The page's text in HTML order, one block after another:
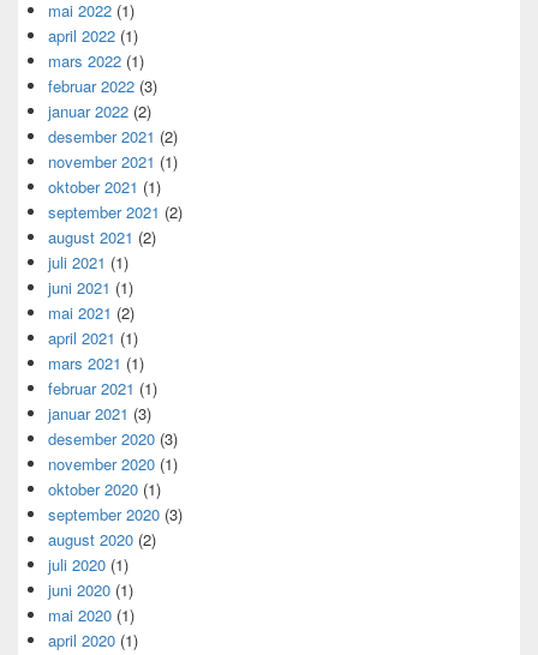
mai 2022 (1)
april 2022 (1)
mars 2022 (1)
februar 2022 (3)
januar 2022 (2)
desember 2021 (2)
november 2021 (1)
oktober 2021 (1)
september 2021 (2)
august 2021 (2)
juli 2021 (1)
juni 2021 (1)
mai 2021 (2)
april 2021 (1)
mars 2021 (1)
februar 2021 (1)
januar 2021 (3)
desember 2020 (3)
november 2020 (1)
oktober 2020 (1)
september 2020 (3)
august 2020 (2)
juli 2020 (1)
juni 2020 (1)
mai 2020 (1)
april 2020 (1)